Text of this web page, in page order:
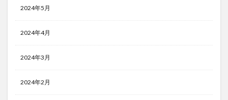
2024年5月
2024年4月
2024年3月
2024年2月